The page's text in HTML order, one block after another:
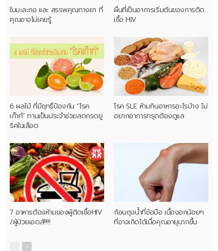
ใบมะละกอ และ สรรพคุณทางยา ที่
คุณอาจไม่เคยรู้
ผื่นที่เป็นอาการเริ่มต้นของการติด
เชื้อ HIV
6 ผลไม้ ที่มีฤทธิ์ป้องกัน “โรค
เก๊าท์” ทานเป็นประจำช่วยลดกรดยู
ริคในเลือด
โรค SLE ห้ามกินอาหารอะไรบ้าง ไม่
อยากอาการทรุดต้องดูแล
7 อาหารต้องห้ามของผู้ติดเชื้อHIV
/ผู้ป่วยเอดส์!!!!!
ก้อนถุงน้ำที่ข้อมือ เนื้องอกน้อยๆ
ที่อาจเกิดได้เมื่อคุณอายุมากขึ้น